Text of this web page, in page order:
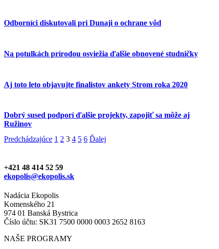
Odborníci diskutovali pri Dunaji o ochrane vôd
Na potulkách prírodou osviežia ďalšie obnovené studničky
Aj toto leto objavujte finalistov ankety Strom roka 2020
Dobrý sused podporí ďalšie projekty, zapojiť sa môže aj
Ružinov
Predchádzajúce 1 2 3 4 5 6 Ďalej
+421 48 414 52 59
ekopolis@ekopolis.sk
Nadácia Ekopolis
Komenského 21
974 01 Banská Bystrica
Číslo účtu: SK31 7500 0000 0003 2652 8163
NAŠE PROGRAMY